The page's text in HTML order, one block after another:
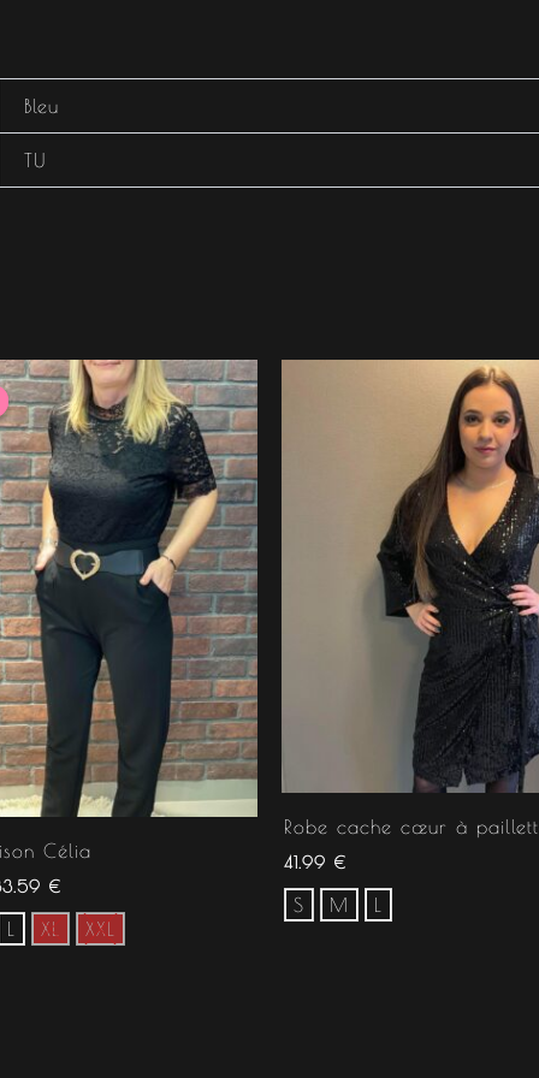
Bleu
TU
Célia
:
€.
€
Le
prix
actuel
est :
33.59 €.
L XL XXL
Robe cache cœur à
41.99 €
S M L